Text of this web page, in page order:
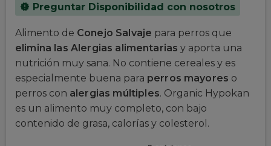
new_releases Preguntar Disponibilidad con nosotros
Alimento de Conejo Salvaje para perros que
elimina las Alergias alimentarias y aporta una
nutrición muy sana. No contiene cereales y es
especialmente buena para perros mayores o
perros con alergias múltiples. Organic Hypokan
es un alimento muy completo, con bajo
contenido de grasa, calorías y colesterol.